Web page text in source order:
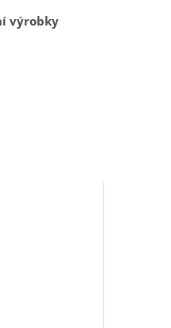
výrobky